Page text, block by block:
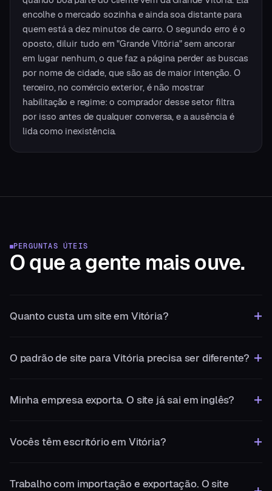
encolhe o mercado sozinha e ainda soa distante para
quem está a dez minutos de carro. O segundo erro é o
oposto, diluir tudo em "Grande Vitória" sem ancorar
em lugar nenhum, o que faz a página perder as buscas
por nome de cidade, que são as de maior intenção. O
terceiro, no comércio exterior, é não mostrar
habilitação e regime: o comprador desse setor filtra
por isso antes de qualquer conversa, e a ausência é
lida como inexistência.
PERGUNTAS ÚTEIS
O que a gente mais ouve.
Quanto custa um site em Vitória?
O padrão de site para Vitória precisa ser diferente?
Minha empresa exporta. O site já sai em inglês?
Vocês têm escritório em Vitória?
Trabalho com importação e exportação. O site